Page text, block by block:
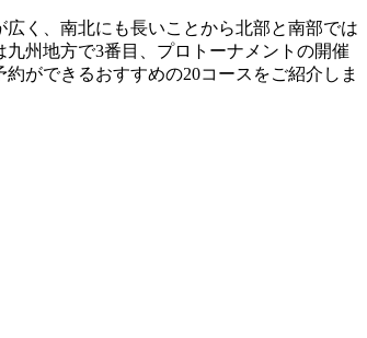
く、南北にも長いことから北部と南部では
州地方で3番目、プロトーナメントの開催
ができるおすすめの20コースをご紹介しま